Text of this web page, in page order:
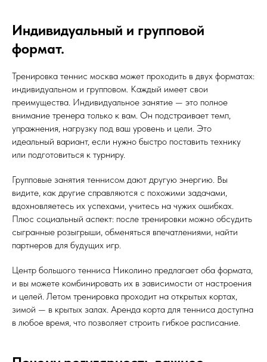
Индивидуальный и групповой
формат.
Тренировка теннис москва может проходить в двух форматах:
индивидуальном и групповом. Каждый имеет свои
преимущества. Индивидуальное занятие — это полное
внимание тренера только к вам. Он подстраивает темп,
упражнения, нагрузку под ваш уровень и цели. Это
идеальный вариант, если нужно быстро поставить технику
или подготовиться к турниру.
Групповые занятия теннисом дают другую энергию. Вы
видите, как другие справляются с похожими задачами,
вдохновляетесь их успехами, учитесь на чужих ошибках.
Плюс социальный аспект: после тренировки можно обсудить
сыгранные розыгрыши, обменяться впечатлениями, найти
партнеров для будущих игр.
Центр большого тенниса Николино предлагает оба формата,
и вы можете комбинировать их в зависимости от настроения
и целей. Летом тренировка проходит на открытых кортах,
зимой — в крытых залах. Аренда корта для тенниса доступна
в любое время, что позволяет строить гибкое расписание.